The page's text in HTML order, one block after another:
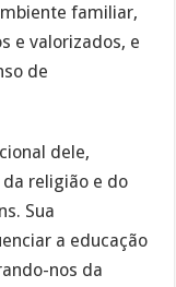
familiar,
e valorizados, e
de
dele,
religião e do
Sua
a educação
nos da